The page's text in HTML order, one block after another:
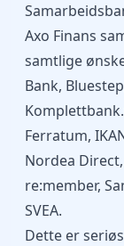
Axo Finans
samtlige
Bank,
Ferratum,
Nordea
re:member,
SVEA.
Dette er